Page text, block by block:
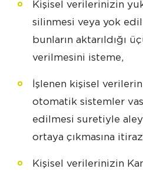
Kişisel verilerinizin
silinmesi veya yok
bunların aktarıldığı
verilmesini isteme,
İşlenen kişisel
otomatik sistemler
edilmesi suretiyle
ortaya çıkmasına
Kişisel verilerinizin